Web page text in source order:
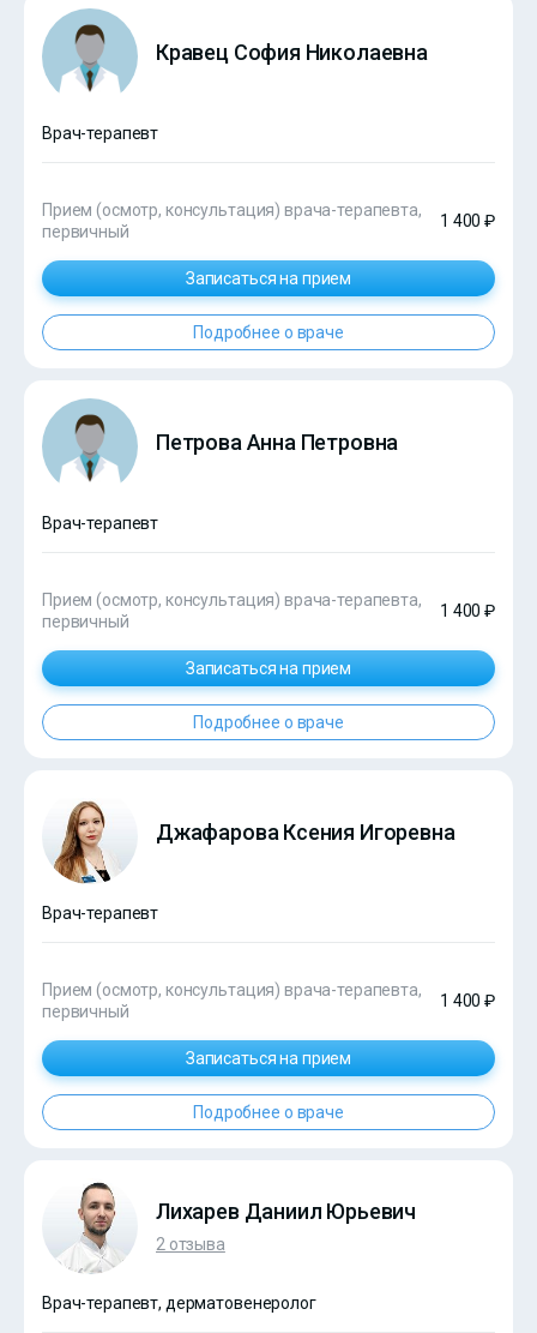
Кравец София Николаевна
Врач-терапевт
Прием (осмотр, консультация) врача-терапевта,
первичный
1 400 ₽
Записаться на прием
Подробнее о враче
Петрова Анна Петровна
Врач-терапевт
Прием (осмотр, консультация) врача-терапевта,
первичный
1 400 ₽
Записаться на прием
Подробнее о враче
Джафарова Ксения Игоревна
Врач-терапевт
Прием (осмотр, консультация) врача-терапевта,
первичный
1 400 ₽
Записаться на прием
Подробнее о враче
Лихарев Даниил Юрьевич
2 отзыва
Врач-терапевт, дерматовенеролог